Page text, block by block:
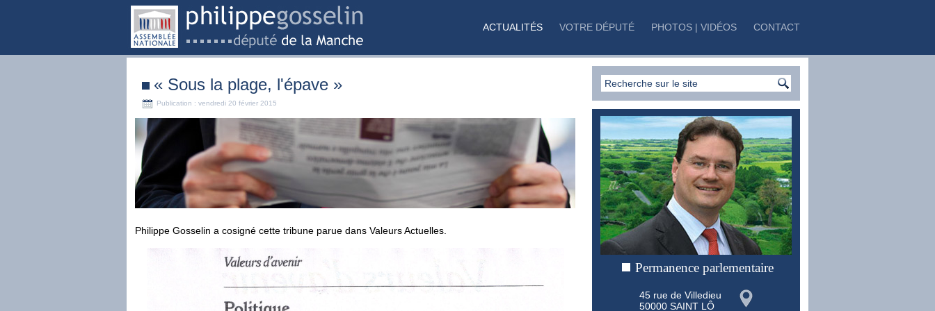
ACTUALITÉS VOTRE DÉPUTÉ PHOTOS | VIDÉOS CONTACT
« Sous la plage, l'épave »
Publication : vendredi 20 février 2015
Philippe Gosselin a cosigné cette tribune parue dans Valeurs Actuelles.
Permanence parlementaire
45 rue de Villedieu
50000 SAINT LÔ